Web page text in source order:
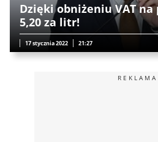
Dzięki obniżeniu VAT
5,20 za litr!
17 stycznia 2022 21:27
REKLAMA